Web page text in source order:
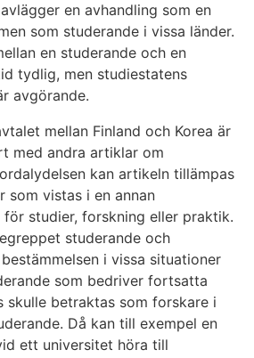
en avhandling som en
som studerande i vissa länder.
en studerande och en
tydlig, men studiestatens
avgörande.
mellan Finland och Korea är
med andra artiklar om
kan artikeln tillämpas
som vistas i en annan
studier, forskning eller praktik.
studerande och
i vissa situationer
som bedriver fortsatta
skulle betraktas som forskare i
Då kan till exempel en
ett universitet höra till